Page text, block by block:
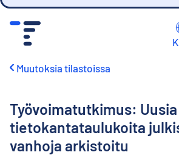
Muutoksia tilastoissa
Työvoimatutkimus: Uusia
tietokantataulukoita
vanhoja arkistoitu